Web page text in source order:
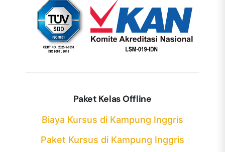
Paket Kelas Offline
Biaya Kursus di Kampung Inggris
Paket Kursus di Kampung Inggris